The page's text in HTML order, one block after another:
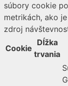
súbory cookie
metrikách, ako
zdroj
Cookie
Dĺžka
trvania